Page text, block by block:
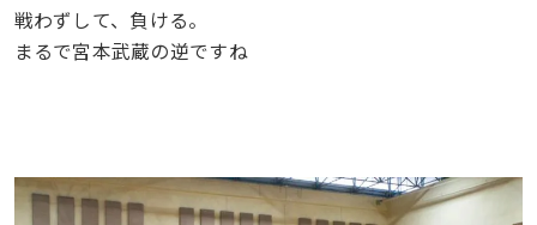
戦わずして、負ける。
まるで宮本武蔵の逆ですね